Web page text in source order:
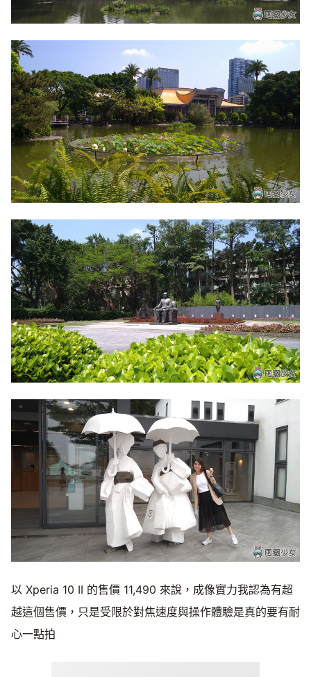
以 Xperia 10 II 的售價 11,490 來說，成像實力我認為有超
越這個售價，只是受限於對焦速度與操作體驗是真的要有耐
心一點拍